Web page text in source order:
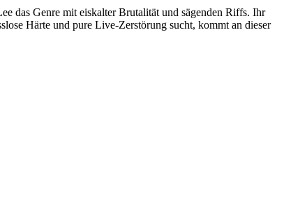
das Genre mit eiskalter Brutalität und sägenden Riffs. Ihr
Härte und pure Live-Zerstörung sucht, kommt an dieser